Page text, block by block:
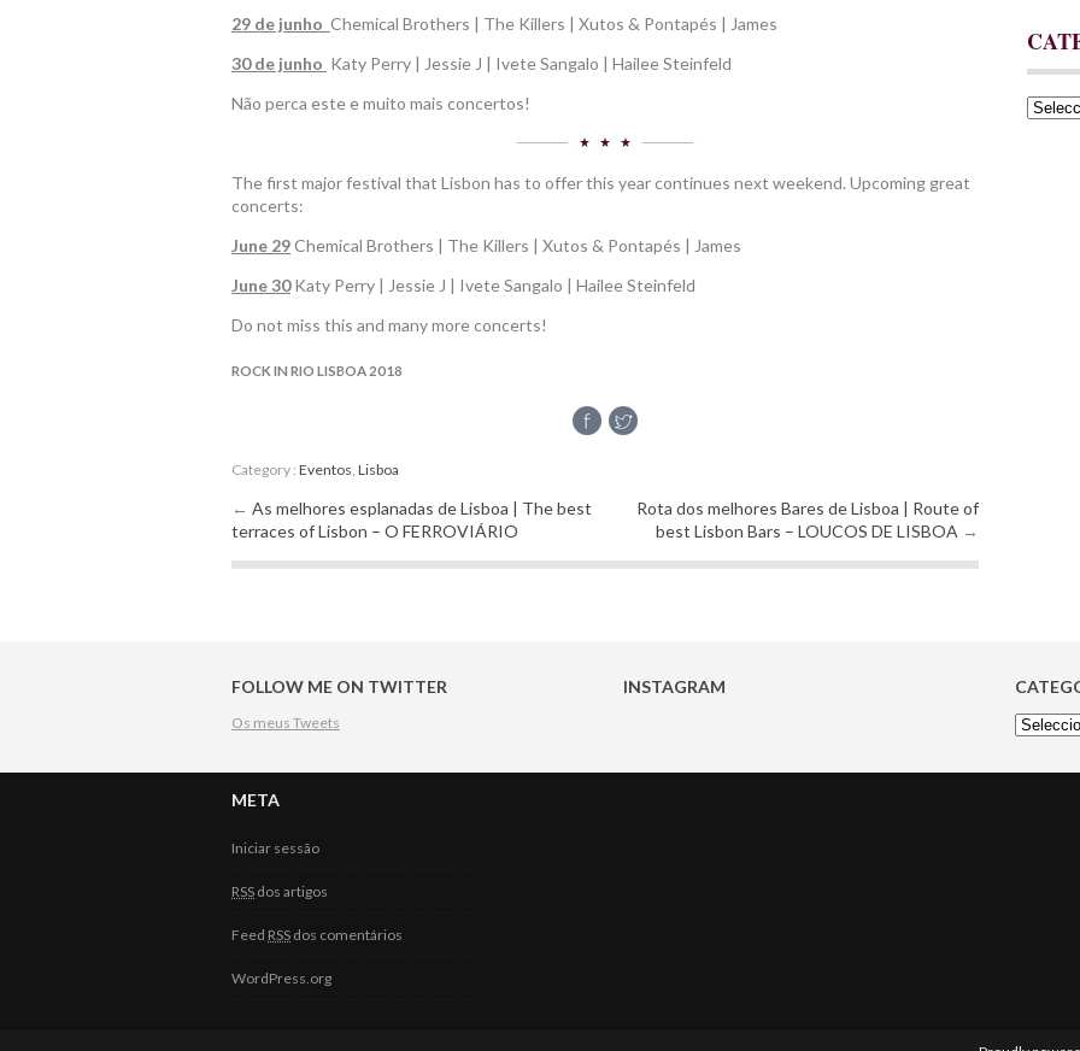
29 de junho Chemical Brothers | The Killers | Xutos & Pontapés | James
30 de junho Katy Perry | Jessie J | Ivete Sangalo | Hailee Steinfeld
Não perca este e muito mais concertos!
The first major festival that Lisbon has to offer this year continues next weekend. Upcoming great
concerts:
June 29Chemical Brothers | The Killers | Xutos & Pontapés | James
June 30Katy Perry | Jessie J | Ivete Sangalo | Hailee Steinfeld
Do not miss this and many more concerts!
ROCK IN RIO LISBOA 2018
Category : Eventos Lisboa
Post navigation
← As melhores esplanadas de Lisboa | The best
terraces of Lisbon – O FERROVIÁRIO
Rota dos melhores Bares de Lisboa | Route of
best Lisbon Bars – LOUCOS DE LISBOA →
FOLLOW ME ON TWITTER
Os meus Tweets
INSTAGRAM
META
Iniciar sessão
RSS dos artigos
Feed RSS dos comentários
WordPress.org